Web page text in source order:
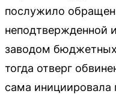
послужило
неподтвержденной
заводом
тогда отверг
сама инициировала